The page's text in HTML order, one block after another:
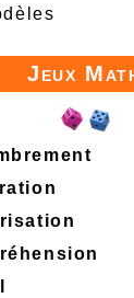
Jeux